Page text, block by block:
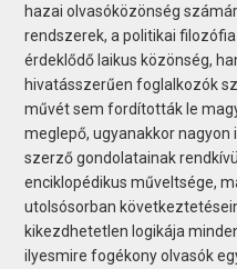
hazai olvasóközönség
rendszerek, a politikai
érdeklődő laikus közönség,
hivatásszerűen foglalkozók
művét sem fordították le
meglepő, ugyanakkor nagyon
szerző gondolatainak
enciklopédikus műveltsége,
utolsósorban
kikezdhetetlen logikája
ilyesmire fogékony olvasók